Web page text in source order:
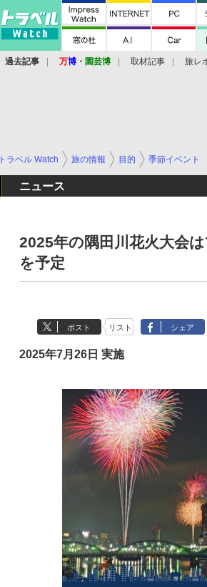
過去記事 万博 ・ 園芸博 取材記事 旅レ
トラベル Watch 旅の情報 目的 季節イベント
ニュース
2025年の隅田川花火大会
を予定
ポスト リスト シェア
2025年7月26日 実施